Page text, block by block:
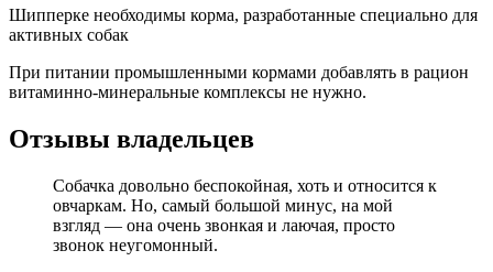
Шипперке необходимы корма, разработанные специально для
активных собак
При питании промышленными кормами добавлять в рацион
витаминно-минеральные комплексы не нужно.
Отзывы владельцев
Собачка довольно беспокойная, хоть и относится к
овчаркам. Но, самый большой минус, на мой
взгляд — она очень звонкая и лаючая, просто
звонок неугомонный.